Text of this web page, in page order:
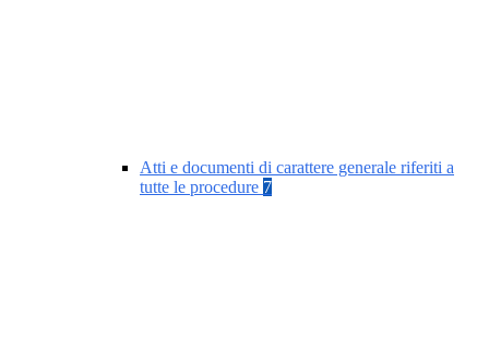
Atti e documenti di carattere generale riferiti a
tutte le procedure 7